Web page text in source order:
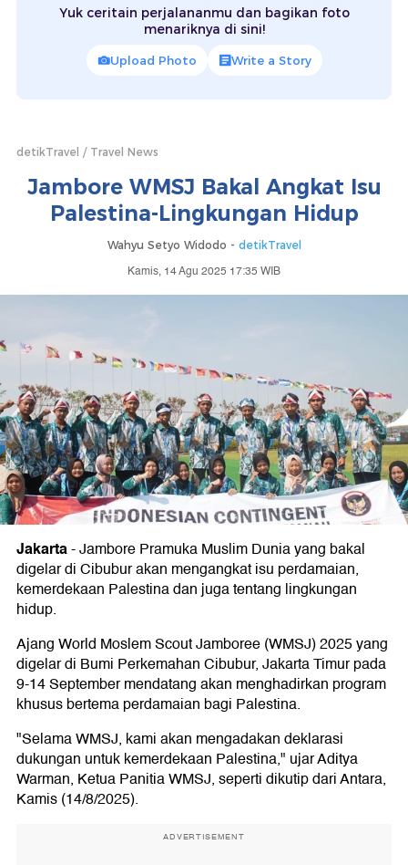
Yuk ceritain perjalananmu dan bagikan foto
menariknya di sini!
Upload Photo Write a Story
detikTravel Travel News
Jambore WMSJ Bakal Angkat Isu
Palestina-Lingkungan Hidup
Wahyu Setyo Widodo - detikTravel
Kamis, 14 Agu 2025 17:35 WIB
Jakarta-Jambore Pramuka Muslim Dunia yang bakal
digelar di Cibubur akan mengangkat isu perdamaian,
kemerdekaan Palestina dan juga tentang lingkungan
hidup.
Ajang World Moslem Scout Jamboree (WMSJ) 2025 yang
digelar di Bumi Perkemahan Cibubur, Jakarta Timur pada
9-14 September mendatang akan menghadirkan program
khusus bertema perdamaian bagi Palestina.
"Selama WMSJ, kami akan mengadakan deklarasi
dukungan untuk kemerdekaan Palestina," ujar Aditya
Warman, Ketua Panitia WMSJ, seperti dikutip dari Antara,
Kamis (14/8/2025).
ADVERTISEMENT